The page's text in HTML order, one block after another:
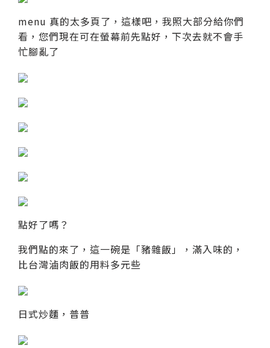
menu 真的太多頁了，這樣吧，我照大部分給你們
看，您們現在可在螢幕前先點好，下次去就不會手
忙腳亂了
點好了嗎？
我們點的來了，這一碗是「豬雜飯」，滿入味的，
比台灣滷肉飯的用料多元些
日式炒麵，普普